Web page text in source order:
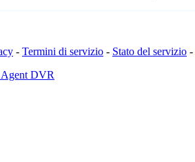
- Termini di servizio - Stato del servizio -
Agent DVR